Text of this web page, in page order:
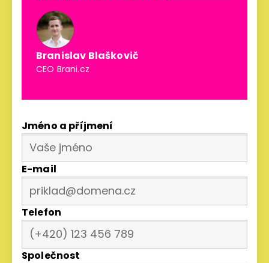
Branislav Blaškovič
CEO Brani.cz
Jméno a příjmení
E-mail
Telefon
Společnost